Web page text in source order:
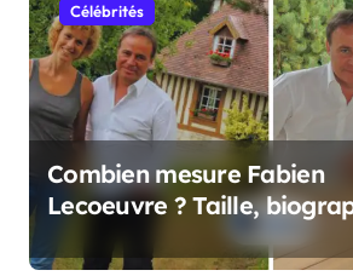
Célébrités
Combien mesure Fabien
Lecoeuvre ? Taille,
et informations complètes